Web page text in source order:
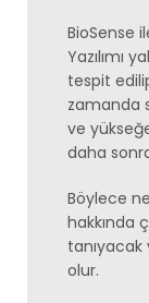
BioSense
Yazılımı
tespit
zamanda
ve
daha
Böylece
hakkında
olur.